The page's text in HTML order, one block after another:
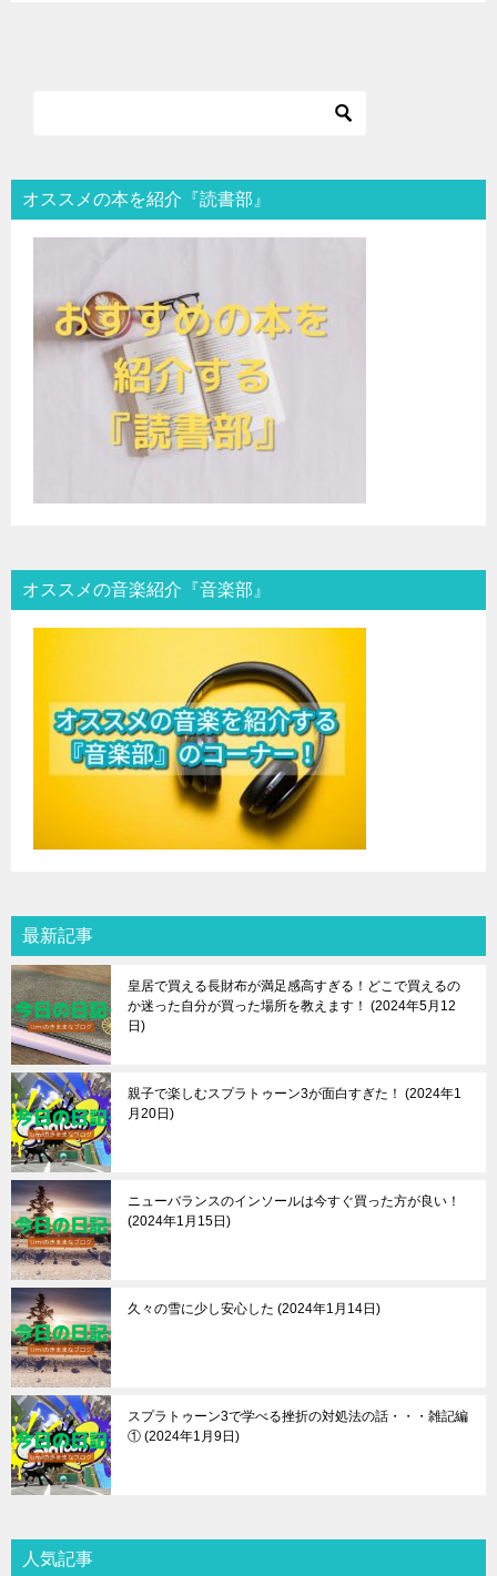
オススメの本を紹介『読書部』
オススメの音楽紹介『音楽部』
最新記事
皇居で買える長財布が満足感高すぎる！どこで買えるの
か迷った自分が買った場所を教えます！
2024年5月12
日
親子で楽しむスプラトゥーン3が面白すぎた！
2024年1
月20日
ニューバランスのインソールは今すぐ買った方が良い！
2024年1月15日
久々の雪に少し安心した 2024年1月14日
スプラトゥーン3で学べる挫折の対処法の話・・・雑記編
① 2024年1月9日
人気記事